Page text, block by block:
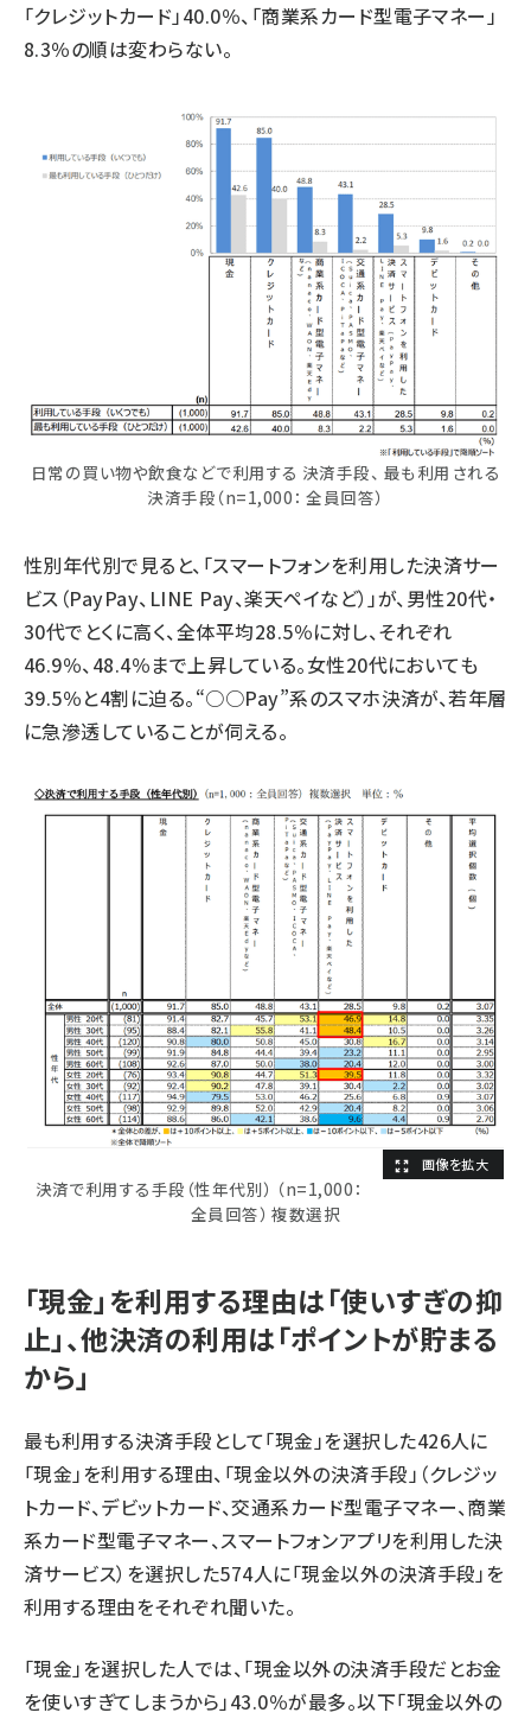
「クレジットカード」40.0％、「商業系カード型電子マネー」
8.3％の順は変わらない。
日常の買い物や飲食などで利用する 決済手段、 最も利用される
決済手段（n=1,000： 全員回答）
性別年代別で見ると、「スマートフォンを利用した決済サー
ビス（PayPay、LINE Pay、楽天ペイなど）」が、男性20代・
30代でとくに高く、全体平均28.5％に対し、それぞれ
46.9％、48.4％まで上昇している。女性20代においても
39.5％と4割に迫る。“○○Pay”系のスマホ決済が、若年層
に急滲透していることが伺える。
決済で利用する手段（性年代別） （n=1,000：
全員回答） 複数選択
「現金」を利用する理由は「使いすぎの抑
止」、他決済の利用は「ポイントが貯まる
から」
最も利用する決済手段として「現金」を選択した426人に
「現金」を利用する理由、「現金以外の決済手段」（クレジッ
トカード、デビットカード、交通系カード型電子マネー、商業
系カード型電子マネー、スマートフォンアプリを利用した決
済サービス）を選択した574人に「現金以外の決済手段」を
利用する理由をそれぞれ聞いた。
「現金」を選択した人では、「現金以外の決済手段だとお金
を使いすぎてしまうから」43.0％が最多。以下「現金以外の